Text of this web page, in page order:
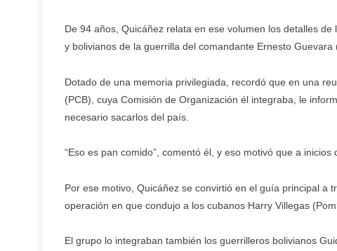
De 94 años, Quicáñez relata en ese volumen los detalles
y bolivianos de la guerrilla del comandante Ernesto Guevara
Dotado de una memoria privilegiada, recordó que en una
(PCB), cuya Comisión de Organización él integraba, le
necesario sacarlos del país.
“Eso es pan comido”, comentó él, y eso motivó que a
Por ese motivo, Quicáñez se convirtió en el guía principal a
operación en que condujo a los cubanos Harry Villegas
El grupo lo integraban también los guerrilleros bolivianos